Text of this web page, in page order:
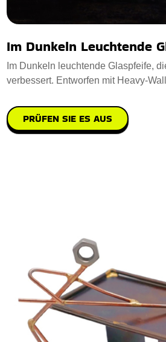
Im Dunkeln Leuchtende
Im Dunkeln leuchtende Glaspfeife,
verbessert. Entworfen mit Heavy-
PRÜFEN SIE ES AUS